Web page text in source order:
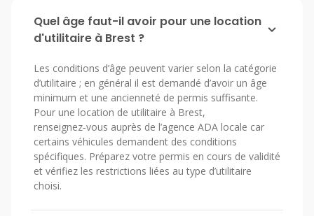
Quel âge faut-il avoir pour une location
d'utilitaire à Brest ?
Les conditions d’âge peuvent varier selon la catégorie
d’utilitaire ; en général il est demandé d’avoir un âge
minimum et une ancienneté de permis suffisante.
Pour une location de utilitaire à Brest,
renseignez‑vous auprès de l’agence ADA locale car
certains véhicules demandent des conditions
spécifiques. Préparez votre permis en cours de validité
et vérifiez les restrictions liées au type d’utilitaire
choisi.